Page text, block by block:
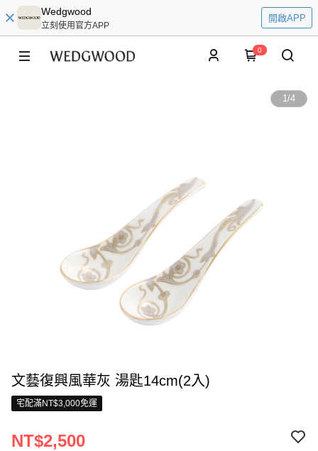
Wedgwood
立刻使用官方APP
開啟APP
0
1/4
文藝復興風華灰 湯匙14cm(2入)
宅配滿NT$3,000免運
NT$2,500